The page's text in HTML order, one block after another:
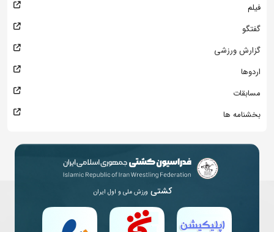
فیلم
گفتگو
گزارش ورزشی
اردوها
مسابقات
بخشنامه ها
کشتی ورزش ملی و اول ایران